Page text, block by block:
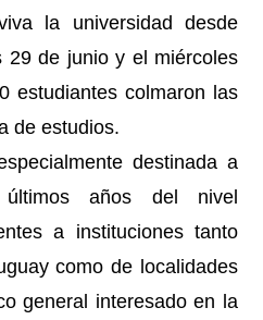
la universidad desde
29 de junio y el miércoles
estudiantes colmaron las
de estudios.
destinada a
años del nivel
a instituciones tanto
como de localidades
general interesado en la